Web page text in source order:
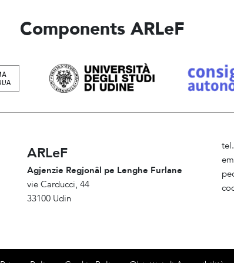
Components ARLeF
ARLeF
Agjenzie Regjonâl pe Lenghe Furlane
vie Carducci, 44
33100 Udin